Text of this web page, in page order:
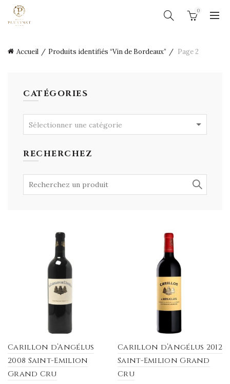
0
Accueil Produits identifiés “Vin de Bordeaux” Page 2
CATÉGORIES
Sélectionner une catégorie
RECHERCHEZ
Carillon d’Angélus
2008 Saint-Emilion
Grand Cru
Carillon d’Angélus 2012
Saint-Emilion Grand
Cru